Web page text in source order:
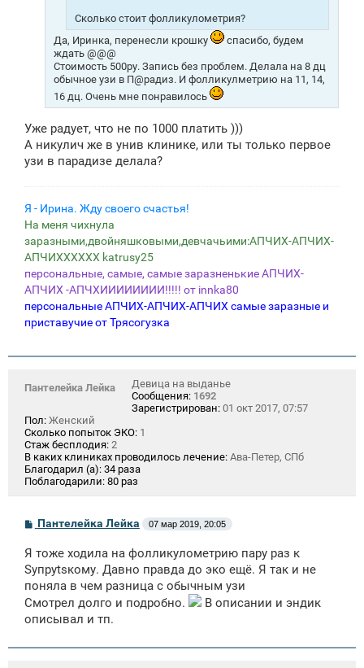
Сколько стоит фолликулометрия?
Да, Иринка, перенесли крошку
спасибо, будем
ждать @@@
Стоимость 500ру. Запись без проблем. Делала на 8 дц
обычное узи в П@радиз. И фолликулметрию на 11, 14,
16 дц. Очень мне понравилось
Уже радует, что не по 1000 платить )))
А никулич же в унив клинике, или ты только первое
узи в парадизе делала?
Я - Ирина. Жду своего счастья!
На меня чихнула
заразными,двойняшковыми,девчачьими:АПЧИХ-АПЧИХ-
АПЧИХХХХХХ katrusy25
персональные, самые, самые заразненькие АПЧИХ-
АПЧИХ -АПЧХИИИИИИИИ!!!!! от innka80
персональные АПЧИХ-АПЧИХ-АПЧИХ самые заразные и
приставучие от Трясогузка
Пантелейка Лейка
Девица на выданье
Сообщения: 1692
Зарегистрирован: 01 окт 2017, 07:57
Пол: Женский
Сколько попыток ЭКО: 1
Стаж бесплодия: 2
В каких клиниках проводилось лечение: Ава-Петер, СПб
Благодарил (а): 34 раза
Поблагодарили: 80 раз
С
б
щ
е
н
и
Пантелейка Лейка 07 мар 2019, 20:05
Я тоже ходила на фолликулометрию пару раз к
Sупруtsкому. Давно правда до эко ещё. Я так и не
поняла в чем разница с обычным узи
Смотрел долго и подробно.
В описании и эндик
описывал и тп.